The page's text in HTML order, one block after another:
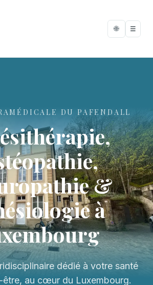
🌐 ☰
DU PAFENDALL
&
à
dédié à votre santé
au cœur du Luxembourg.